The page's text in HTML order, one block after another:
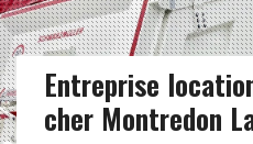
Entreprise
cher Montredon